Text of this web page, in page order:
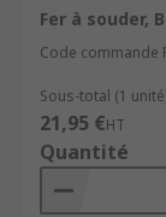
Fer à souder,
Code commande
Sous-total (1
21,95 €HT
Quantité